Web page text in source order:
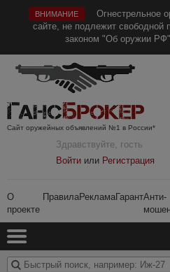
ВНИМАНИЕ
Огнестрельное
сайте, не подлежит свободной
законом "Об оружии
Сайт оружейных объявлений №1 в России*
Здравствуйте, гость
Войти или Регистрация
О
проекте
ПравилаРекламаГарантАнти-